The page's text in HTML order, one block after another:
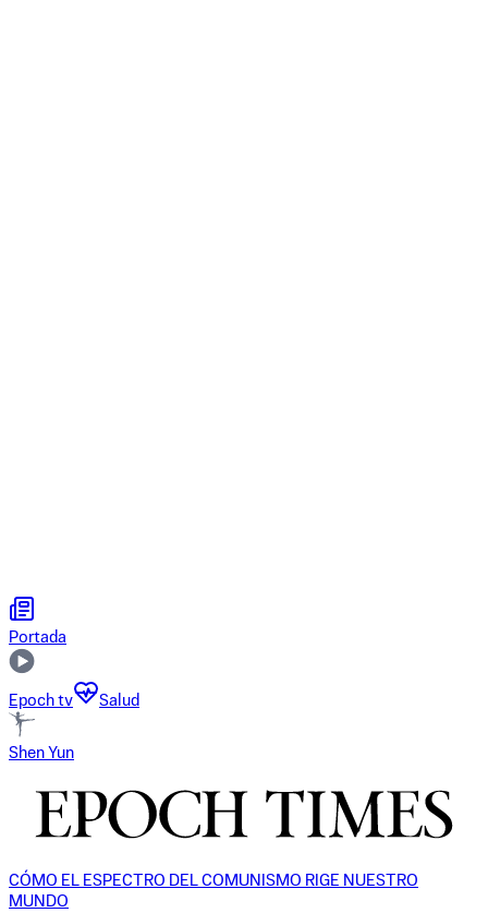
Portada
Epoch tv Salud
Shen Yun
CÓMO EL ESPECTRO DEL COMUNISMO RIGE NUESTRO
MUNDO